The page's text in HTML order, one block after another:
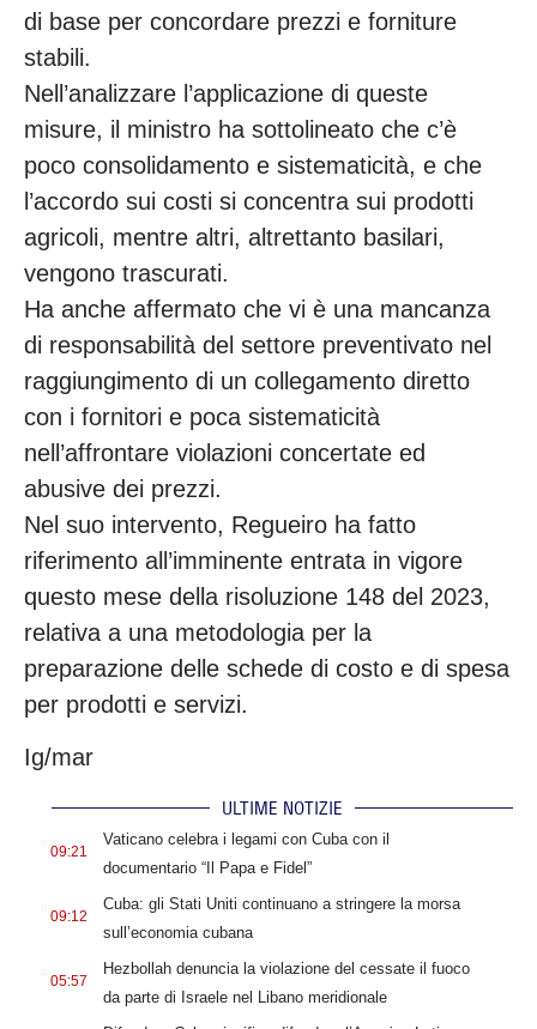
di base per concordare prezzi e forniture
stabili.
Nell’analizzare l’applicazione di queste
misure, il ministro ha sottolineato che c’è
poco consolidamento e sistematicità, e che
l’accordo sui costi si concentra sui prodotti
agricoli, mentre altri, altrettanto basilari,
vengono trascurati.
Ha anche affermato che vi è una mancanza
di responsabilità del settore preventivato nel
raggiungimento di un collegamento diretto
con i fornitori e poca sistematicità
nell’affrontare violazioni concertate ed
abusive dei prezzi.
Nel suo intervento, Regueiro ha fatto
riferimento all’imminente entrata in vigore
questo mese della risoluzione 148 del 2023,
relativa a una metodologia per la
preparazione delle schede di costo e di spesa
per prodotti e servizi.
Ig/mar
ULTIME NOTIZIE
09:21
Vaticano celebra i legami con Cuba con il
documentario “Il Papa e Fidel”
09:12
Cuba: gli Stati Uniti continuano a stringere la morsa
sull’economia cubana
05:57
Hezbollah denuncia la violazione del cessate il fuoco
da parte di Israele nel Libano meridionale